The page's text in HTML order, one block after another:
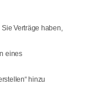
Verträge haben,
eines
hinzu